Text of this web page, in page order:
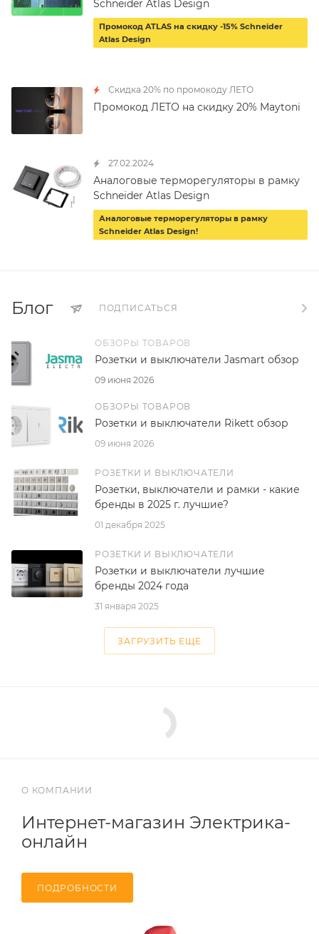
Schneider Atlas Design
Промокод ATLAS на скидку -15% Schneider
Atlas Design
Скидка 20% по промокоду ЛЕТО
Промокод ЛЕТО на скидку 20% Maytoni
27.02.2024
Аналоговые терморегуляторы в рамку
Schneider Atlas Design
Аналоговые терморегуляторы в рамку
Schneider Atlas Design!
Блог ПОДПИСАТЬСЯ
ОБЗОРЫ ТОВАРОВ
09 июня 2026
Розетки и выключатели Jasmart обзор
ОБЗОРЫ ТОВАРОВ
09 июня 2026
Розетки и выключатели Rikett обзор
РОЗЕТКИ И ВЫКЛЮЧАТЕЛИ
01 декабря 2025
Розетки, выключатели и рамки - какие
бренды в 2025 г. лучшие?
РОЗЕТКИ И ВЫКЛЮЧАТЕЛИ
31 января 2025
Розетки и выключатели лучшие
бренды 2024 года
ЗАГРУЗИТЬ ЕЩЕ
О КОМПАНИИ
Интернет-магазин Электрика-
онлайн
ПОДРОБНОСТИ